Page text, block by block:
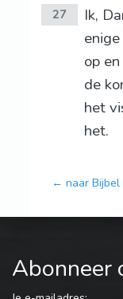
27
Ik,
op
de
het
het.
← naar Bijbel
Abonneer